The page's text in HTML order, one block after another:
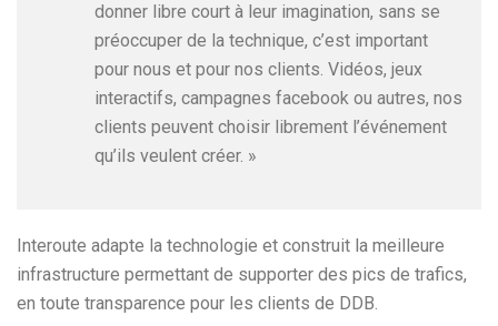
donner libre court à leur imagination, sans se
préoccuper de la technique, c’est important
pour nous et pour nos clients. Vidéos, jeux
interactifs, campagnes facebook ou autres, nos
clients peuvent choisir librement l’événement
qu’ils veulent créer. »
Interoute adapte la technologie et construit la meilleure
infrastructure permettant de supporter des pics de trafics,
en toute transparence pour les clients de DDB.